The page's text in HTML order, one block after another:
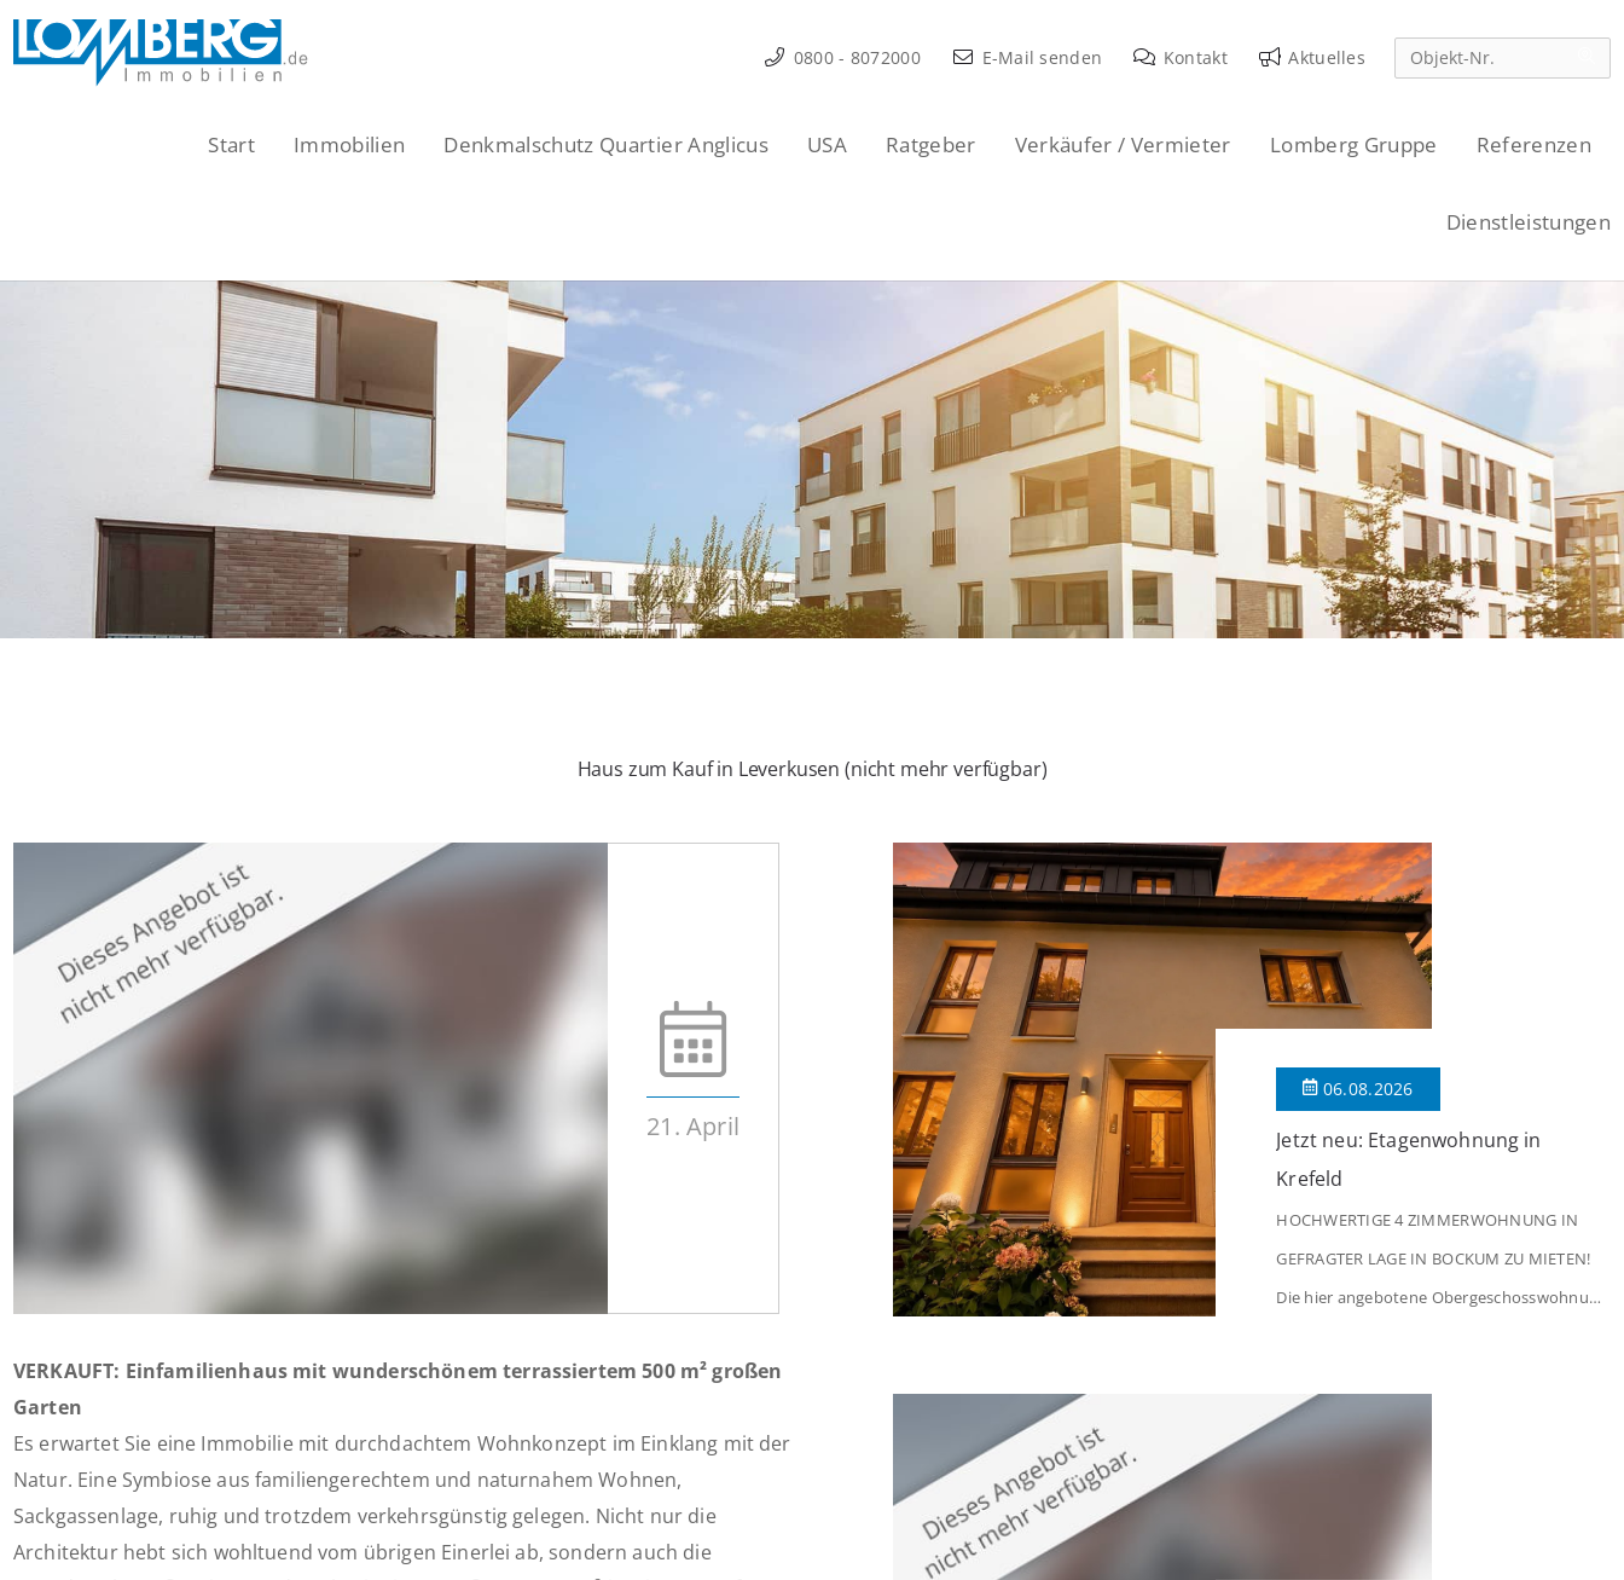
Zum
Inhalt
0800 - 8072000 E-Mail senden Kontakt Aktuelles
Start Immobilien Denkmalschutz Quartier Anglicus USA Ratgeber Verkäufer / Vermieter Lomberg Gruppe Referenzen
Dienstleistungen
Haus zum Kauf in Leverkusen (nicht mehr verfügbar)
21. April
VERKAUFT: Einfamilienhaus mit wunderschönem terrassiertem 500 m² großen
Garten
Es erwartet Sie eine Immobilie mit durchdachtem Wohnkonzept im Einklang mit der
Natur. Eine Symbiose aus familiengerechtem und naturnahem Wohnen,
Sackgassenlage, ruhig und trotzdem verkehrsgünstig gelegen. Nicht nur die
Architektur hebt sich wohltuend vom übrigen Einerlei ab, sondern auch die
06.08.2026
Jetzt neu: Etagenwohnung in
Krefeld
HOCHWERTIGE 4 ZIMMERWOHNUNG IN
GEFRAGTER LAGE IN BOCKUM ZU MIETEN!
Die hier angebotene Obergeschosswohnung
von Krefeld-Bockum. Mit einer Wohnfläche